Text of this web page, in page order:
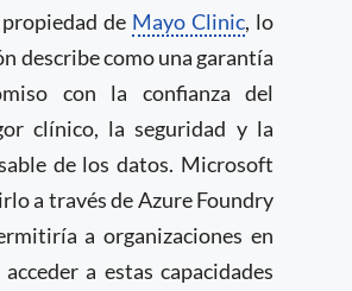
de Mayo Clinic, lo
describe como una garantía
con la confianza del
clínico, la seguridad y la
de los datos. Microsoft
a través de Azure Foundry
a organizaciones en
a estas capacidades